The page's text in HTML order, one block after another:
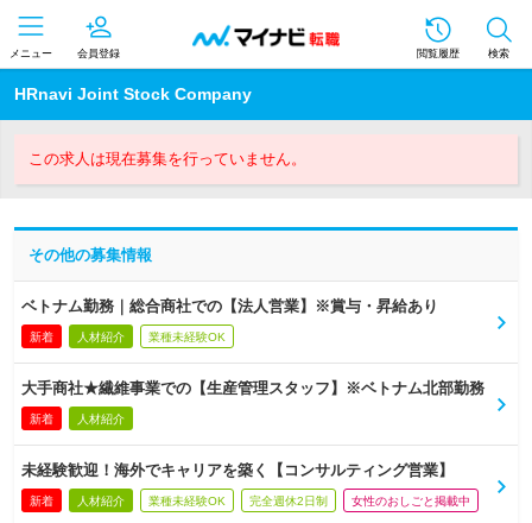
メニュー 会員登録 閲覧履歴 検索
HRnavi Joint Stock Company
この求人は現在募集を行っていません。
その他の募集情報
ベトナム勤務｜総合商社での【法人営業】※賞与・昇給あり
新着 人材紹介 業種未経験OK
大手商社★繊維事業での【生産管理スタッフ】※ベトナム北部勤務
新着 人材紹介
未経験歓迎！海外でキャリアを築く【コンサルティング営業】
新着 人材紹介 業種未経験OK 完全週休2日制 女性のおしごと掲載中